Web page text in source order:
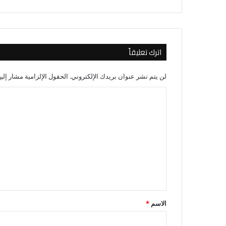
اترك تعليقاً
لن يتم نشر عنوان بريدك الإلكتروني. الحقول الإلزامية مشار
*
الاسم *